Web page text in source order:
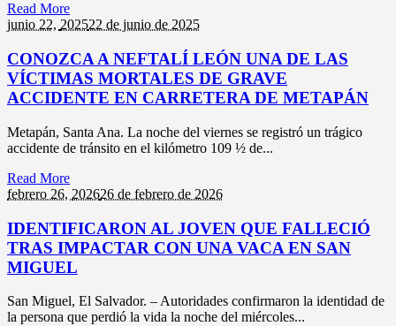
Read More
junio 22, 202522 de junio de 2025
CONOZCA A NEFTALÍ LEÓN UNA DE LAS
VÍCTIMAS MORTALES DE GRAVE
ACCIDENTE EN CARRETERA DE METAPÁN
Metapán, Santa Ana. La noche del viernes se registró un trágico
accidente de tránsito en el kilómetro 109 ½ de...
Read More
febrero 26, 202626 de febrero de 2026
IDENTIFICARON AL JOVEN QUE FALLECIÓ
TRAS IMPACTAR CON UNA VACA EN SAN
MIGUEL
San Miguel, El Salvador. – Autoridades confirmaron la identidad de
la persona que perdió la vida la noche del miércoles...